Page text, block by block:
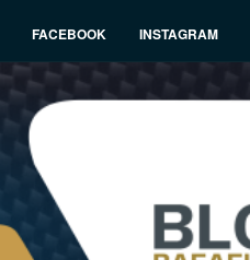
FACEBOOK INSTAGRAM